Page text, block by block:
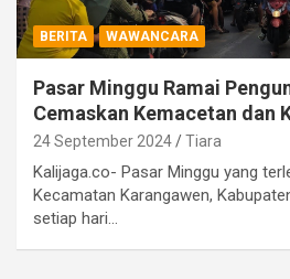
BERITA WAWANCARA
Pasar Minggu Ramai
Cemaskan Kemacetan dan
24 September 2024 Tiara
Kalijaga.co- Pasar Minggu yang
Kecamatan Karangawen,
setiap hari…